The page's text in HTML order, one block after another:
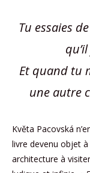
Tu essaies
Et quand tu
une autre
Květa Pacovská
livre devenu objet
architecture à